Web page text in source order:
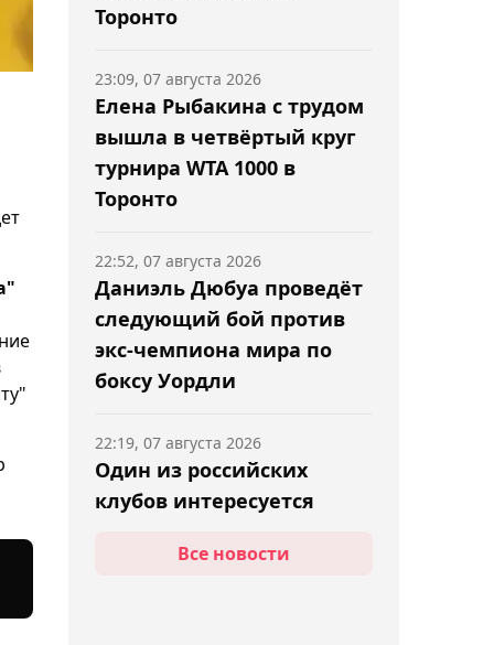
Торонто
Елена Рыбакина с трудом
вышла в четвёртый круг
турнира WTA 1000 в
Торонто
23:09, 07 августа 2026
Даниэль Дюбуа проведёт
следующий бой против
экс-чемпиона мира по
боксу Уордли
22:52, 07 августа 2026
Один из российских
клубов интересуется
Устименко
22:19, 07 августа 2026
Все новости